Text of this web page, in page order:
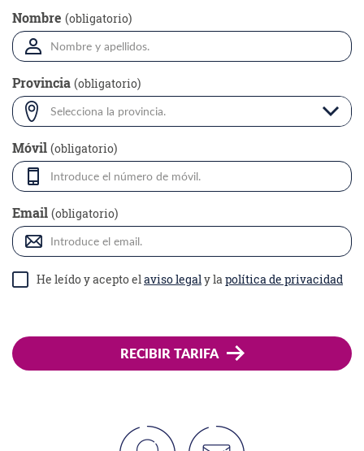
Nombre (obligatorio)
Provincia (obligatorio)
Selecciona la provincia.
Móvil (obligatorio)
Email (obligatorio)
He leído y acepto elaviso legaly lapolítica de privacidad
RECIBIR TARIFA